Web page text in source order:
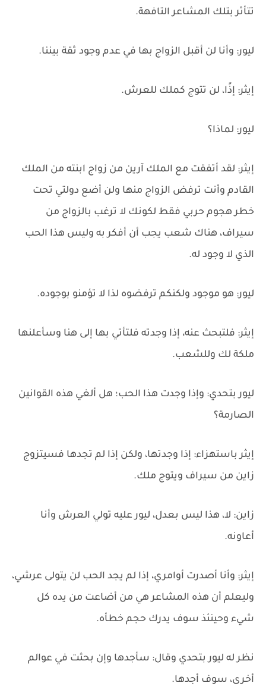
تتأثر بتلك المشاعر التافهة.
ليور: وأنا لن أقبل الزواج بها في عدم وجود ثقة بيننا.
إيثر: إذًا، لن تتوج كملك للعرش.
ليور: لماذا؟
إيثر: لقد أتفقت مع الملك آرين من زواج ابنته من الملك
القادم وأنت ترفض الزواج منها ولن أضع دولتي تحت
خطر هجوم حربي فقط لكونك لا ترغب بالزواج من
سيراف، هناك شعب يجب أن أفكر به وليس هذا الحب
الذي لا وجود له.
ليور: هو موجود ولكنكم ترفضوه لذا لا تؤمنو بوجوده.
إيثر: فلتبحث عنه، إذا وجدته فلتأتي بها إلى هنا وسأعلنها
ملكة لك وللشعب.
ليور بتحدي: وإذا وجدت هذا الحب؛ هل ألغي هذه القوانين
الصارمة؟
إيثر باستهزاء: إذا وجدتها، ولكن إذا لم تجدها فسيتزوج
زاين من سيراف ويتوج ملك.
زاين: لا، هذا ليس بعدل، ليور عليه تولي العرش وأنا
أعاونه.
إيثر: وأنا أصدرت أوامري، إذا لم يجد الحب لن يتولى عرشي،
وليعلم أن هذه المشاعر هي من أضاعت من يده كل
شيء وحينئذ سوف يدرك حجم خطأه.
نظر له ليور بتحدي وقال: سأجدها وإن بحثت في عوالم
أخرى، سوف أجدها.